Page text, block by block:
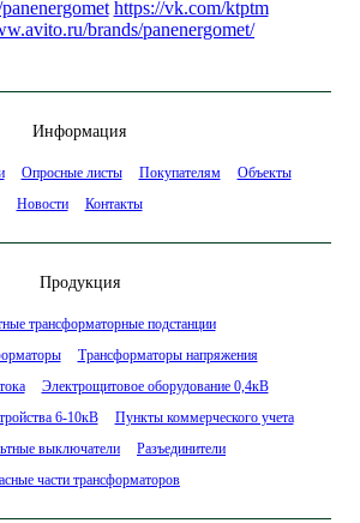
https://vk.com/ktptm
brands/panenergomet/
Информация
Опросные листы Покупателям
Объекты
Новости
Контакты
Продукция
трансформаторные подстанции
Трансформаторы напряжения
Электрощитовое оборудование 0,4кВ
6-10кВ
Пункты коммерческого учета
выключатели
Разъединители
части трансформаторов